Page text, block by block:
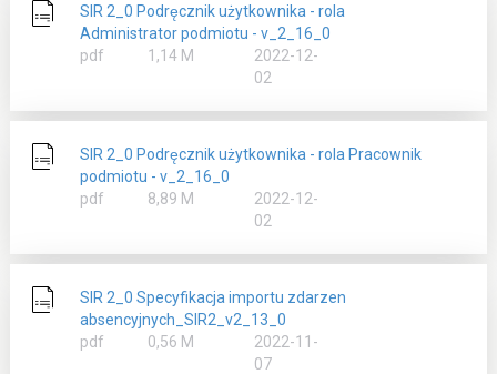
SIR 2_0 Podręcznik użytkownika - rola
Administrator podmiotu - v_2_16_0
pdf
rozmiar
1,14 M
2022-12-
02
SIR 2_0 Podręcznik użytkownika - rola Pracownik
podmiotu - v_2_16_0
pdf
rozmiar
8,89 M
2022-12-
02
SIR 2_0 Specyfikacja importu zdarzen
absencyjnych_SIR2_v2_13_0
pdf
rozmiar
0,56 M
2022-11-
07